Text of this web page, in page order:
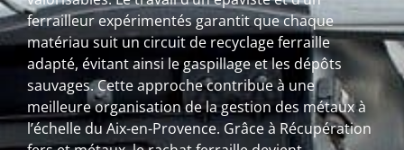
ferrailleur expérimentés garantit que chaque
matériau suit un circuit de recyclage ferraille
adapté, évitant ainsi le gaspillage et les dépôts
sauvages. Cette approche contribue à une
meilleure organisation de la gestion des métaux à
l’échelle du Aix-en-Provence. Grâce à Récupération